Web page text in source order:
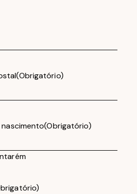
(Obrigatório)
(Obrigatório)